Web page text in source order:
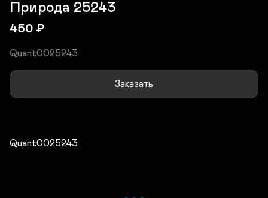
Природа 25243
450 ₽
Quant0025243
Заказать
Quant0025243